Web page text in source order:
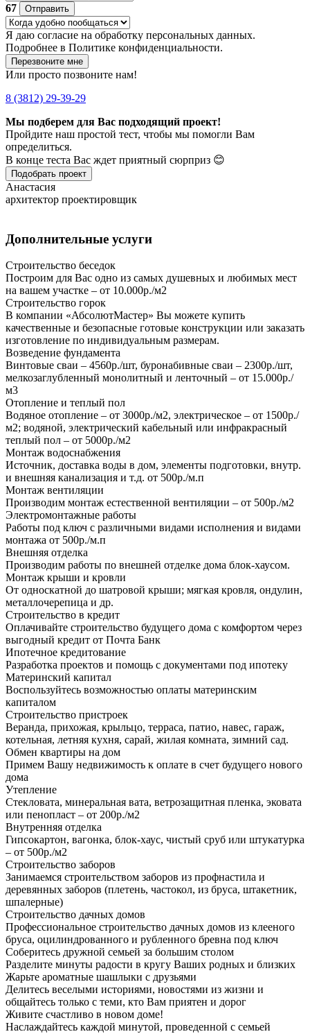
67
Отправить
Я даю согласие на обработку персональных данных.
Подробнее в Политике конфиденциальности.
Перезвоните мне
Или просто позвоните нам!
8 (3812) 29-39-29
Мы подберем для Вас подходящий проект!
Пройдите наш простой тест, чтобы мы помогли Вам
определиться.
В конце теста Вас ждет приятный сюрприз 😊
Подобрать проект
Анастасия
архитектор проектировщик
Дополнительные услуги
Строительство беседок
Построим для Вас одно из самых душевных и любимых мест
на вашем участке – от 10.000р./м2
Строительство горок
В компании «АбсолютМастер» Вы можете купить
качественные и безопасные готовые конструкции или заказать
изготовление по индивидуальным размерам.
Возведение фундамента
Винтовые сваи – 4560р./шт, буронабивные сваи – 2300р./шт,
мелкозаглубленный монолитный и ленточный – от 15.000р./
м3
Отопление и теплый пол
Водяное отопление – от 3000р./м2, электрическое – от 1500р./
м2; водяной, электрический кабельный или инфракрасный
теплый пол – от 5000р./м2
Монтаж водоснабжения
Источник, доставка воды в дом, элементы подготовки, внутр.
и внешняя канализация и т.д. от 500р./м.п
Монтаж вентиляции
Производим монтаж естественной вентиляции – от 500р./м2
Электромонтажные работы
Работы под ключ с различными видами исполнения и видами
монтажа от 500р./м.п
Внешняя отделка
Производим работы по внешней отделке дома блок-хаусом.
Монтаж крыши и кровли
От односкатной до шатровой крыши; мягкая кровля, ондулин,
металлочерепица и др.
Строительство в кредит
Оплачивайте строительство будущего дома с комфортом через
выгодный кредит от Почта Банк
Ипотечное кредитование
Разработка проектов и помощь с документами под ипотеку
Материнский капитал
Воспользуйтесь возможностью оплаты материнским
капиталом
Строительство пристроек
Веранда, прихожая, крыльцо, терраса, патио, навес, гараж,
котельная, летняя кухня, сарай, жилая комната, зимний сад.
Обмен квартиры на дом
Примем Вашу недвижимость к оплате в счет будущего нового
дома
Утепление
Стекловата, минеральная вата, ветрозащитная пленка, эковата
или пенопласт – от 200р./м2
Внутренняя отделка
Гипсокартон, вагонка, блок-хаус, чистый сруб или штукатурка
– от 500р./м2
Строительство заборов
Занимаемся строительством заборов из профнастила и
деревянных заборов (плетень, частокол, из бруса, штакетник,
шпалерные)
Строительство дачных домов
Профессиональное строительство дачных домов из клееного
бруса, оцилиндрованного и рубленного бревна под ключ
Соберитесь дружной семьей за большим столом
Разделите минуты радости в кругу Ваших родных и близких
Жарьте ароматные шашлыки с друзьями
Делитесь веселыми историями, новостями из жизни и
общайтесь только с теми, кто Вам приятен и дорог
Живите счастливо в новом доме!
Наслаждайтесь каждой минутой, проведенной с семьей